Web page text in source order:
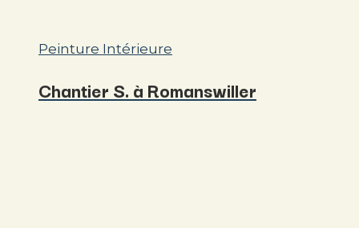
Peinture Intérieure
Chantier S. à Romanswiller